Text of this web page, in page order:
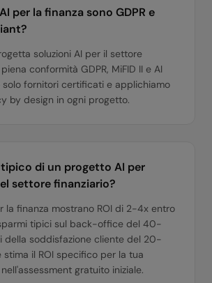
per la finanza sono GDPR e
soluzioni AI per il settore
conformità GDPR, MiFID II e AI
solo fornitori certificati e applichiamo
by design in ogni progetto.
tipico di un progetto AI per
settore finanziario?
la finanza mostrano ROI di 2-4x entro
tipici sul back-office del 40-
della soddisfazione cliente del 20-
stima il ROI specifico per la tua
gratuito iniziale.